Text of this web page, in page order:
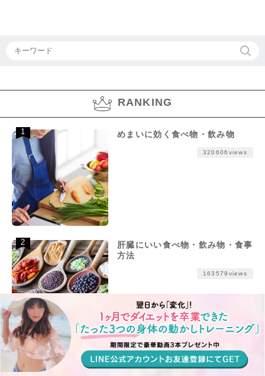
RANKING
めまいに効く食べ物・飲み物
320606views
肝臓にいい食べ物・飲み物・食事
方法
163579views
りんご酢ダイエットの効果と正し
いやり方・継続のコツ・注意点